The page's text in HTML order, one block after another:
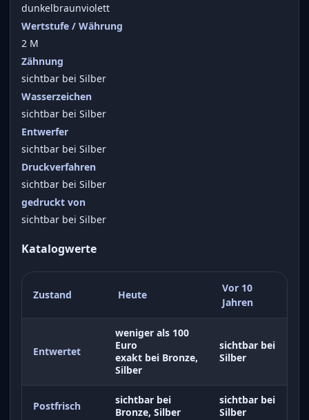
dunkelbraunviolett
Wertstufe / Währung
2 M
Zähnung
sichtbar bei Silber
Wasserzeichen
sichtbar bei Silber
Entwerfer
sichtbar bei Silber
Druckverfahren
sichtbar bei Silber
gedruckt von
sichtbar bei Silber
Katalogwerte
Zustand Heute
Vor 10
Jahren
Entwertet
weniger als 100
Euro
exakt bei Bronze,
Silber
sichtbar bei
Silber
Postfrisch
sichtbar bei
Bronze, Silber
sichtbar bei
Silber